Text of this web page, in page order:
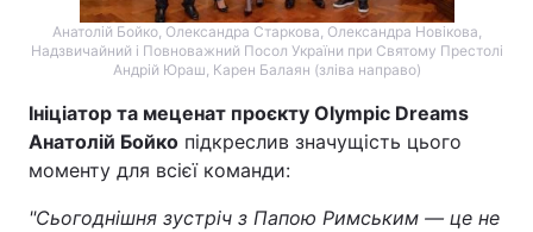
Анатолій Бойко, Олександра Старкова, Олександра Новікова,
Надзвичайний і Повноважний Посол України при Святому Престолі
Андрій Юраш, Карен Балаян (зліва направо)
Ініціатор та меценат проєкту Olympic Dreams
Анатолій Бойко підкреслив значущість цього
моменту для всієї команди:
"Сьогоднішня зустріч з Папою Римським — це не